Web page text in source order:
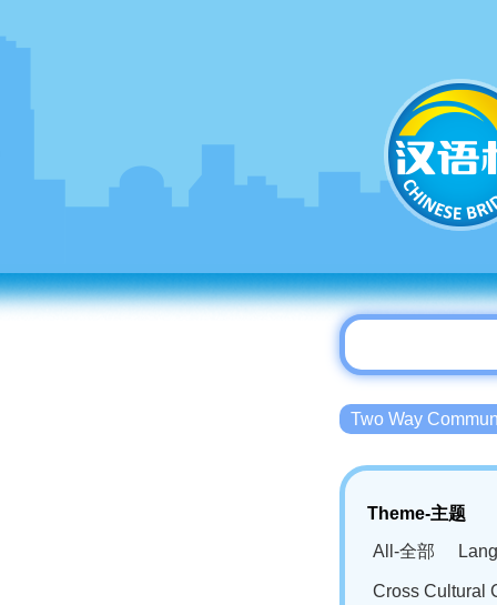
Two Way
Theme-主题
All-全部
Cross Cultural